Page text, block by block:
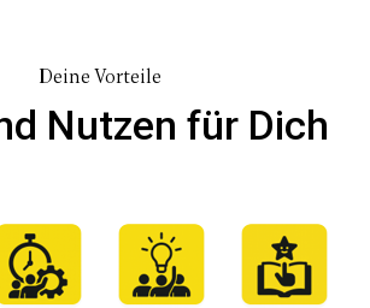
Deine Vorteile
Nutzen für Dich